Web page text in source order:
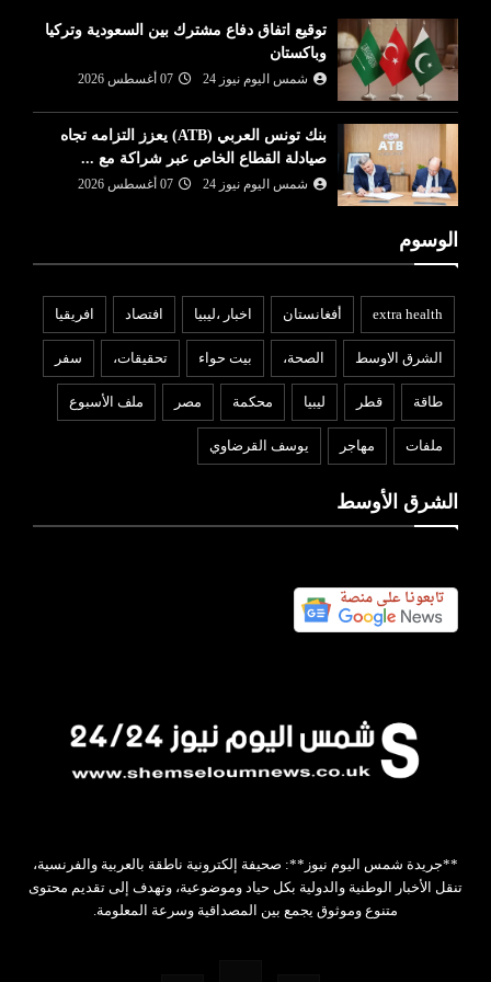
توقيع اتفاق دفاع مشترك بين السعودية وتركيا
وباكستان
شمس اليوم نيوز 24 07 أغسطس 2026
بنك تونس العربي (ATB) يعزز التزامه تجاه
صيادلة القطاع الخاص عبر شراكة مع ...
شمس اليوم نيوز 24 07 أغسطس 2026
الوسوم
extra health أفغانستان اخبار ،ليبيا افتصاد افريقيا
الشرق الاوسط الصحة، بيت حواء تحقيقات، سفر
طاقة قطر ليبيا محكمة مصر ملف الأسبوع
ملفات مهاجر يوسف القرضاوي
الشرق الأوسط
**جريدة شمس اليوم نيوز**: صحيفة إلكترونية ناطقة بالعربية والفرنسية،
تنقل الأخبار الوطنية والدولية بكل حياد وموضوعية، وتهدف إلى تقديم محتوى
متنوع وموثوق يجمع بين المصداقية وسرعة المعلومة.